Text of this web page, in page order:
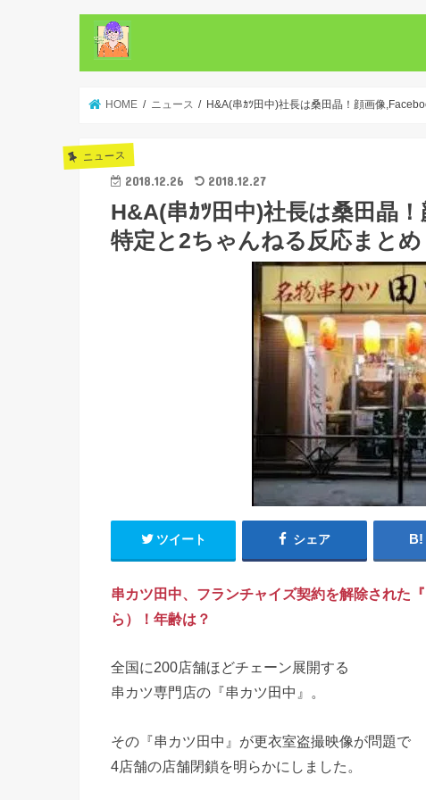
HOME ニュース H&A(串ｶﾂ田中)社長は桑田晶！顔画像
ニュース
2018.12.26 2018.12.27
H&A(串ｶﾂ田中)社長は桑田晶
特定と2ちゃんねる反応まとめ
ツイート シェア
串カツ田中、フランチャイズ契約を解除された
ら）！年齢は？
全国に200店舗ほどチェーン展開する
串カツ専門店の『串カツ田中』。
その『串カツ田中』が更衣室盗撮映像が問題で
4店舗の店舗閉鎖を明らかにしました。